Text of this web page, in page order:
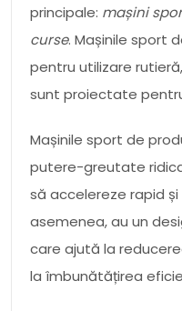
principale: mașini
curse. Mașinile sport
pentru utilizare
sunt proiectate
Mașinile sport de
putere-greutate
să accelereze rapid
asemenea, au un
care ajută la
la îmbunătățirea